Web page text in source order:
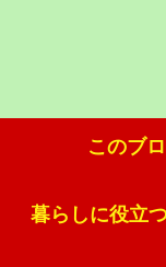
このブ
暮らしに役立